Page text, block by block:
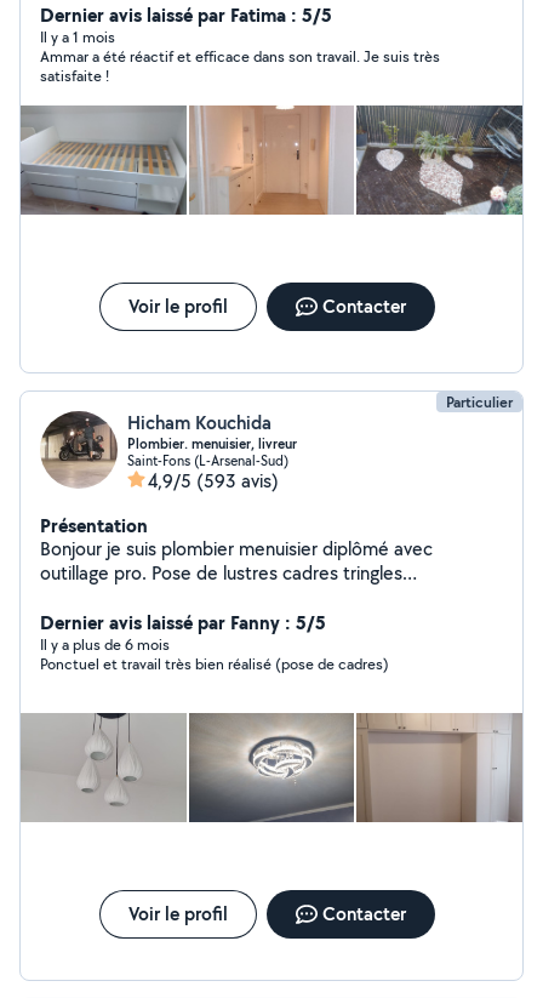
fabrication dressing, réparation du volet roulant et
montage de cuisine.
Dernier avis laissé par Fatima : 5/5
Il y a 1 mois
Ammar a été réactif et efficace dans son travail. Je suis très
satisfaite !
Voir le profil Contacter
Particulier
Hicham Kouchida
Plombier. menuisier, livreur
Saint-Fons (L-Arsenal-Sud)
4,9/5 (593 avis)
Présentation
Bonjour je suis plombier menuisier diplômé avec
outillage pro. Pose de lustres cadres tringles
Dernier avis laissé par Fanny : 5/5
Il y a plus de 6 mois
Ponctuel et travail très bien réalisé (pose de cadres)
Voir le profil Contacter